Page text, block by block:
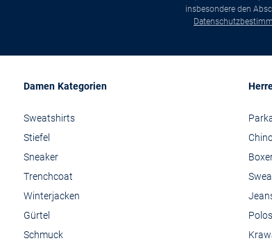
insbesondere den
Damen Kategorien
Sweatshirts
Stiefel
Sneaker
Trenchcoat
Winterjacken
Gürtel
Schmuck